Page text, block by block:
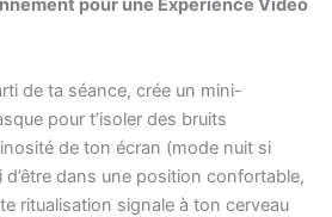
pour une Expérience Vidéo
de ta séance, crée un mini-
pour t’isoler des bruits
de ton écran (mode nuit si
dans une position confortable,
ritualisation signale à ton cerveau